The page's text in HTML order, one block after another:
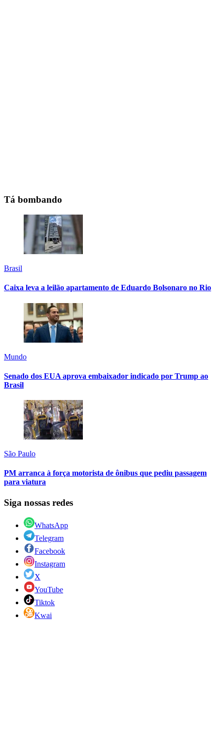
Tá bombando
Brasil
Caixa leva a leilão apartamento de Eduardo Bolsonaro no Rio
Mundo
Senado dos EUA aprova embaixador indicado por Trump ao
Brasil
São Paulo
PM arranca à força motorista de ônibus que pediu passagem
para viatura
Siga nossas redes
WhatsApp
Telegram
Facebook
Instagram
X
YouTube
Tiktok
Kwai